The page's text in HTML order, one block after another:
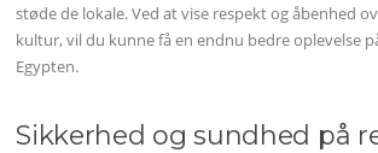
støde de lokale. Ved at vise respekt og åbenhed
kultur, vil du kunne få en endnu bedre oplevelse
Egypten.
Sikkerhed og sundhed på